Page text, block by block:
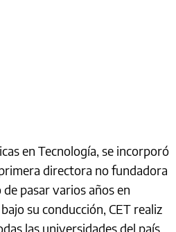
en Tecnología, se incorporó
directora no fundadora
pasar varios años en
su conducción, CET realiz
las universidades del país,